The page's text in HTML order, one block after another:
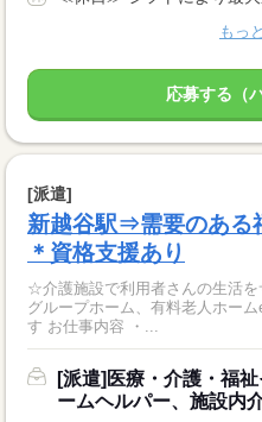
もっ
応募する（
[派遣]
新越谷駅⇒需要のある
＊資格支援あり
☆介護施設で利用者さんの生活を
グループホーム、有料老人ホー
す お仕事内容 ・...
[派遣]医療・介護・福
ームヘルパー、施設内